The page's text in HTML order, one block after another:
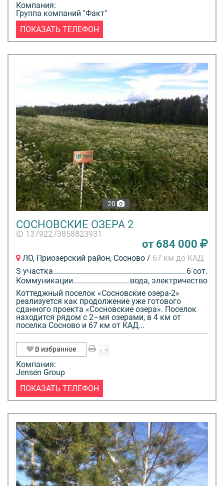
Компания:
Группа компаний "Факт"
ПОКАЗАТЬ ТЕЛЕФОН
20
СОСНОВСКИЕ ОЗЕРА 2
ID 13792273858823931
от 684 000
ЛО, Приозерский район, Сосново / 67 км до КАД
S участка
6 сот.
Коммуникации
вода, электричество
Коттеджный поселок «Сосновские озера-2»
реализуется как продолжение уже готового
сданного проекта «Сосновские озера». Поселок
находится рядом с 2–мя озерами, в 4 км от
поселка Сосново и 67 км от КАД...
В избранное
Компания:
Jensen Group
ПОКАЗАТЬ ТЕЛЕФОН